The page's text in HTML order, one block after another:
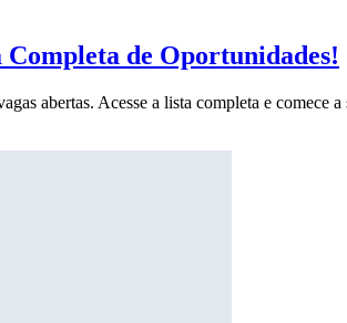
de Oportunidades!
abertas. Acesse a lista completa e comece